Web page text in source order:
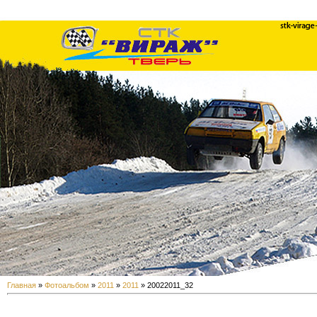
Главная » Фотоальбом » 2011 » 2011 » 20022011_32